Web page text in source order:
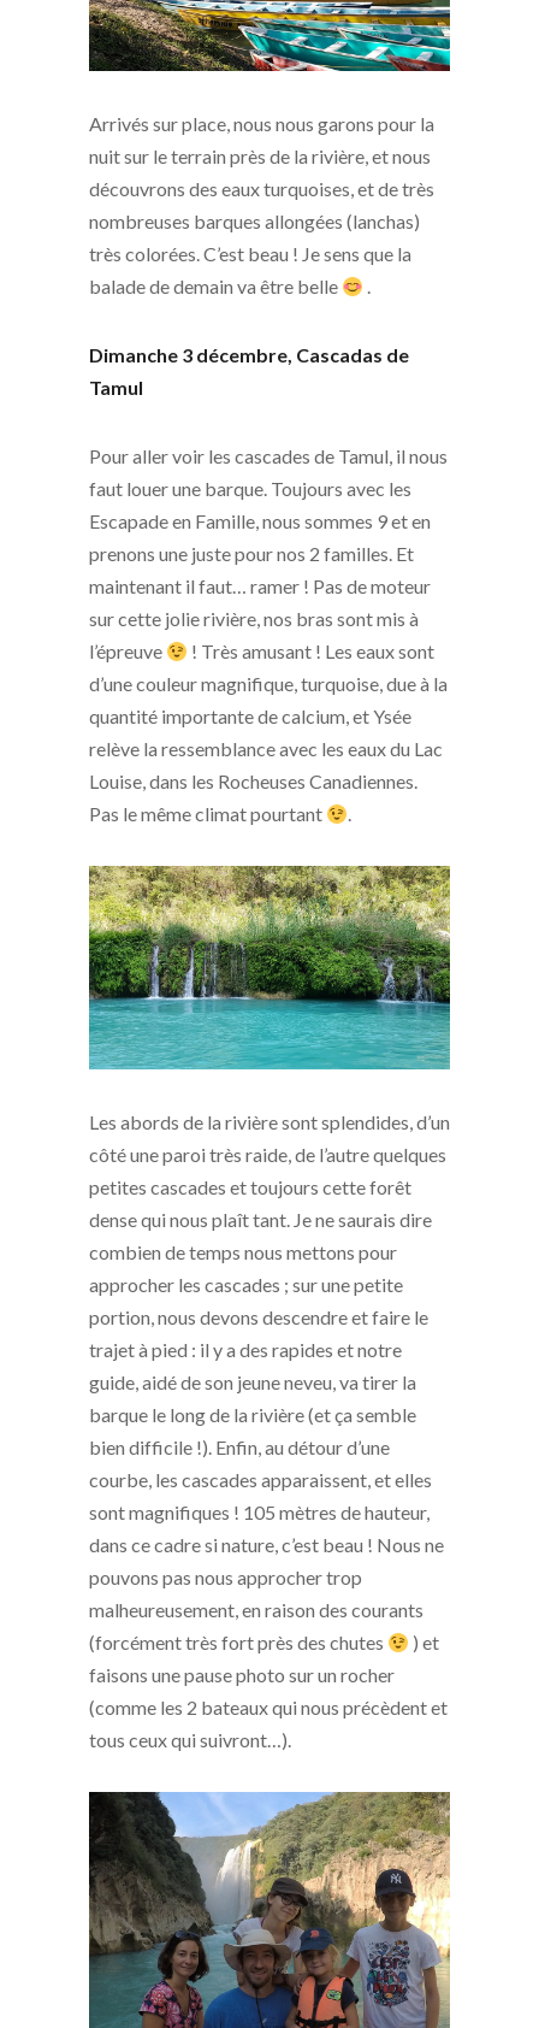
Arrivés sur place, nous nous garons pour la
nuit sur le terrain près de la rivière, et nous
découvrons des eaux turquoises, et de très
nombreuses barques allongées (lanchas)
très colorées. C’est beau ! Je sens que la
balade de demain va être belle
.
Dimanche 3 décembre, Cascadas de
Tamul
Pour aller voir les cascades de Tamul, il nous
faut louer une barque. Toujours avec les
Escapade en Famille, nous sommes 9 et en
prenons une juste pour nos 2 familles. Et
maintenant il faut… ramer ! Pas de moteur
sur cette jolie rivière, nos bras sont mis à
l’épreuve
! Très amusant ! Les eaux sont
d’une couleur magnifique, turquoise, due à la
quantité importante de calcium, et Ysée
relève la ressemblance avec les eaux du Lac
Louise, dans les Rocheuses Canadiennes.
Pas le même climat pourtant
.
Les abords de la rivière sont splendides, d’un
côté une paroi très raide, de l’autre quelques
petites cascades et toujours cette forêt
dense qui nous plaît tant. Je ne saurais dire
combien de temps nous mettons pour
approcher les cascades ; sur une petite
portion, nous devons descendre et faire le
trajet à pied : il y a des rapides et notre
guide, aidé de son jeune neveu, va tirer la
barque le long de la rivière (et ça semble
bien difficile !). Enfin, au détour d’une
courbe, les cascades apparaissent, et elles
sont magnifiques ! 105 mètres de hauteur,
dans ce cadre si nature, c’est beau ! Nous ne
pouvons pas nous approcher trop
malheureusement, en raison des courants
(forcément très fort près des chutes
) et
faisons une pause photo sur un rocher
(comme les 2 bateaux qui nous précèdent et
tous ceux qui suivront…).